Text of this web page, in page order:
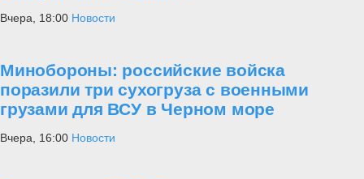
Вчера, 18:00 Новости
Минобороны: российские войска
поразили три сухогруза с военными
грузами для ВСУ в Черном море
Вчера, 16:00 Новости